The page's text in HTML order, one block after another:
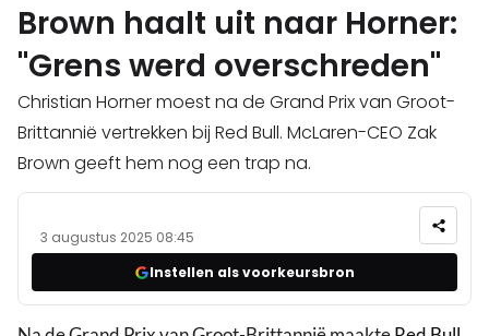
Brown haalt uit naar Horner:
"Grens werd overschreden"
Christian Horner moest na de Grand Prix van Groot-
Brittannië vertrekken bij Red Bull. McLaren-CEO Zak
Brown geeft hem nog een trap na.
3 augustus 2025 08:45
Instellen als voorkeursbron